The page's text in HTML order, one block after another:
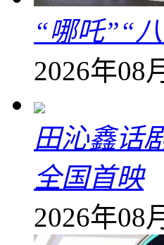
“哪吒”“
2026年08
田沁鑫话
全国首映
2026年08